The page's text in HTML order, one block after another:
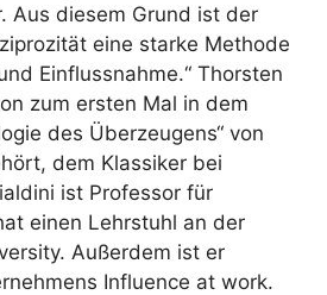
Aus diesem Grund ist der
eine starke Methode
Einflussnahme.“ Thorsten
zum ersten Mal in dem
des Überzeugens“ von
dem Klassiker bei
ist Professor für
einen Lehrstuhl an der
Außerdem ist er
Influence at work.